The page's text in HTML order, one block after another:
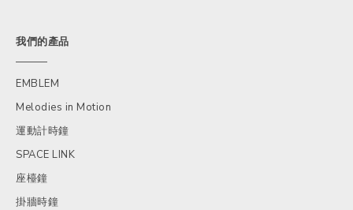
我們的產品
EMBLEM
Melodies in Motion
運動計時鐘
SPACE LINK
座檯鐘
掛牆時鐘